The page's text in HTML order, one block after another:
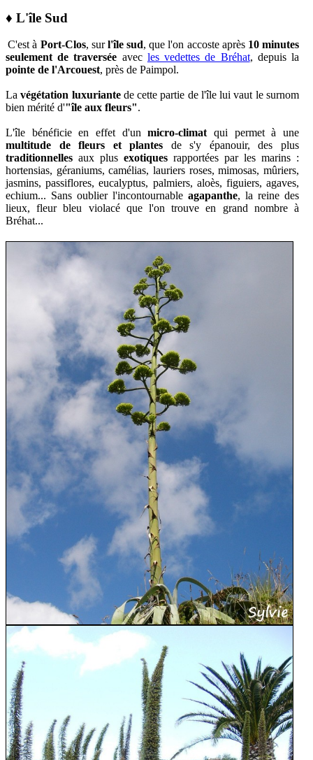
♦ L'île Sud
C'est à Port-Clos, surl'île sud, que l'on accoste après 10 minutes
seulement de traversée avec les vedettes de Bréhat, depuis la
pointe de l'Arcouest, près de Paimpol.
Lavégétation luxuriantede cette partie de l'île lui vaut le surnom
bien mérité d'"île aux fleurs".
L'île bénéficie en effet d'unmicro-climat qui permet à une
multitude de fleurs et plantes de s'y épanouir, des plus
traditionnelles aux plus exotiques rapportées par les marins :
hortensias, géraniums,camélias, lauriers roses,mimosas, mûriers,
jasmins, passiflores, eucalyptus, palmiers, aloès, figuiers, agaves,
echium... Sans oublier l'incontournable agapanthe, la reine des
lieux, fleur bleu violacé que l'on trouve en grand nombre à
Bréhat...